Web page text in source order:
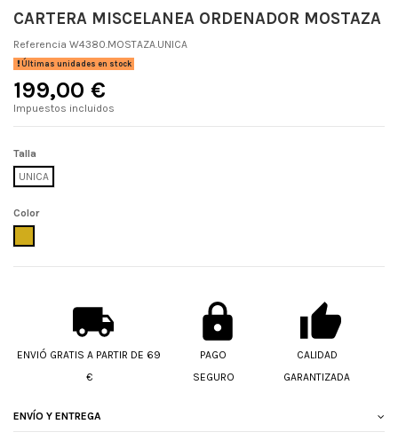
CARTERA MISCELANEA ORDENADOR MOSTAZA
Referencia W4380.MOSTAZA.UNICA
Últimas unidades en stock
199,00 €
Impuestos incluidos
Talla
UNICA
Color
ENVIÓ GRATIS A PARTIR DE 69
€
PAGO
SEGURO
CALIDAD
GARANTIZADA
ENVÍO Y ENTREGA